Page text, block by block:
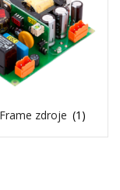
zdroje (1)